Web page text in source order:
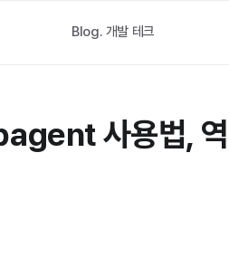
Blog. 개발 테크
사용법, 역